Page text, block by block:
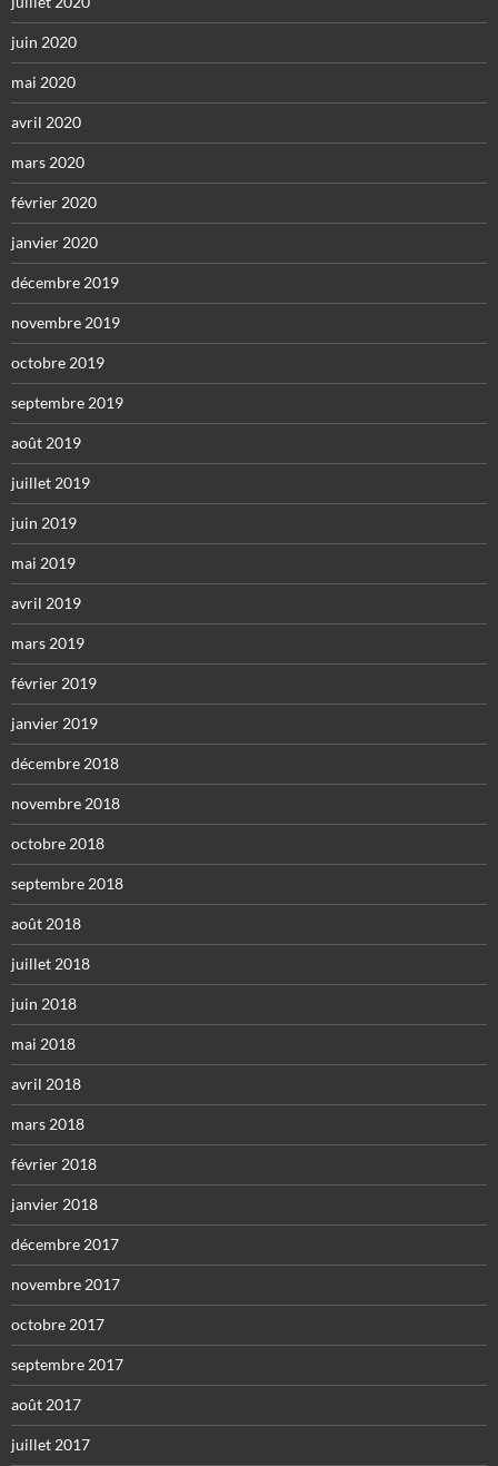
juin 2020
mai 2020
avril 2020
mars 2020
février 2020
janvier 2020
décembre 2019
novembre 2019
octobre 2019
septembre 2019
août 2019
juillet 2019
juin 2019
mai 2019
avril 2019
mars 2019
février 2019
janvier 2019
décembre 2018
novembre 2018
octobre 2018
septembre 2018
août 2018
juillet 2018
juin 2018
mai 2018
avril 2018
mars 2018
février 2018
janvier 2018
décembre 2017
novembre 2017
octobre 2017
septembre 2017
août 2017
juillet 2017